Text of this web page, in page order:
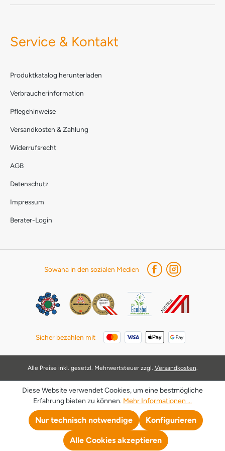
Service & Kontakt
Produktkatalog herunterladen
Verbraucherinformation
Pflegehinweise
Versandkosten & Zahlung
Widerrufsrecht
AGB
Datenschutz
Impressum
Berater-Login
Sowana in den sozialen Medien
Sicher bezahlen mit
Alle Preise inkl. gesetzl. Mehrwertsteuer zzgl. Versandkosten.
Diese Website verwendet Cookies, um eine bestmögliche
Erfahrung bieten zu können. Mehr Informationen ...
Nur technisch notwendige Konfigurieren
Alle Cookies akzeptieren